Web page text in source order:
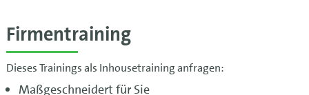
Firmentraining
Dieses Trainings als Inhousetraining anfragen:
Maßgeschneidert für Sie